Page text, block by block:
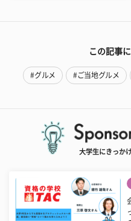
この記事
#グルメ #ご当地グルメ
大学生にきっか